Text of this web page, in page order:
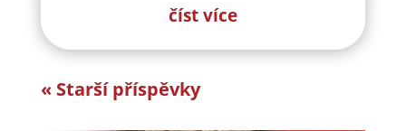
číst více
« Starší příspěvky